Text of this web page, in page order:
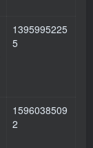
1395995225
5
1596038509
2